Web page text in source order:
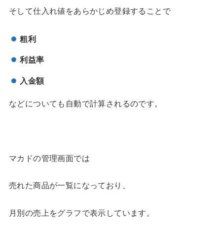
そして仕入れ値をあらかじめ登録することで
粗利
利益率
入金額
などについても自動で計算されるのです。
マカドの管理画面では
売れた商品が一覧になっており、
月別の売上をグラフで表示しています。